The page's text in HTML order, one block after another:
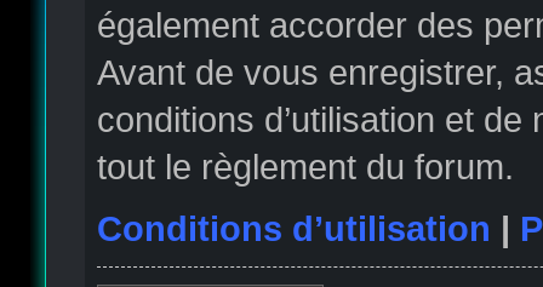
également accorder des
Avant de vous enregistrer,
conditions d’utilisation et
tout le règlement du forum.
Conditions d’utilisation |